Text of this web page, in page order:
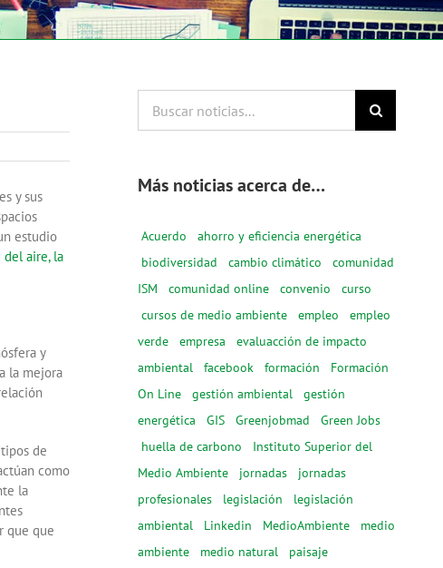
y sus
estudio
del aire, la
y
la mejora
de
como
la
que que
noticias...
Más noticias acerca de…
Acuerdo
ahorro y eficiencia energética
biodiversidad
cambio climático
comunidad
ISM
comunidad online convenio
curso
cursos de medio ambiente
empleo
empleo
verde
empresa
evaluacción de impacto
ambiental
facebook formación
Formación
On Line
gestión ambiental
gestión
energética
GIS Greenjobmad
Green Jobs
huella de carbono
Instituto Superior del
Medio Ambiente
jornadas
jornadas
profesionales
legislación
legislación
ambiental
Linkedin MedioAmbiente
medio
ambiente
medio natural
paisaje